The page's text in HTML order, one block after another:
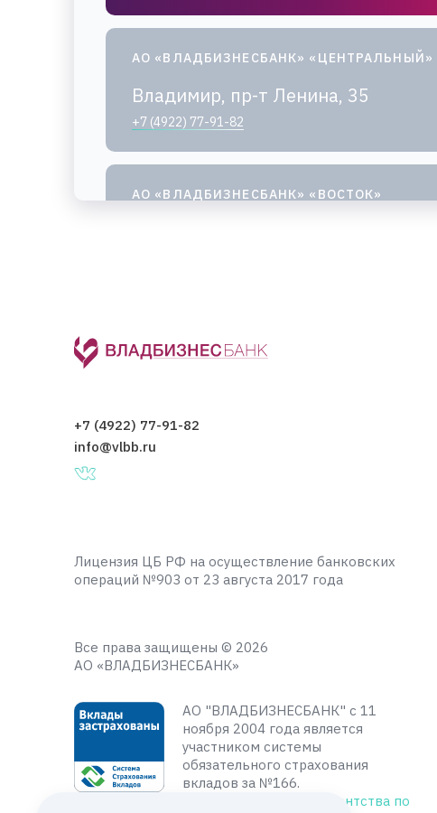
АО «ВЛАДБИЗНЕСБАНК» «ЦЕНТРАЛЬНЫЙ»
Владимир, пр-т Ленина, 35
+7 (4922) 77-91-82
АО «ВЛАДБИЗНЕСБАНК» «ВОСТОК»
+7 (4922) 77-91-82
info@vlbb.ru
Лицензия ЦБ РФ на осуществление банковских
операций №903 от 23 августа 2017 года
Все права защищены © 2026
АО «ВЛАДБИЗНЕСБАНК»
АО "ВЛАДБИЗНЕСБАНК" с 11
ноября 2004 года является
участником системы
обязательного страхования
вкладов за №166.
Агентства по